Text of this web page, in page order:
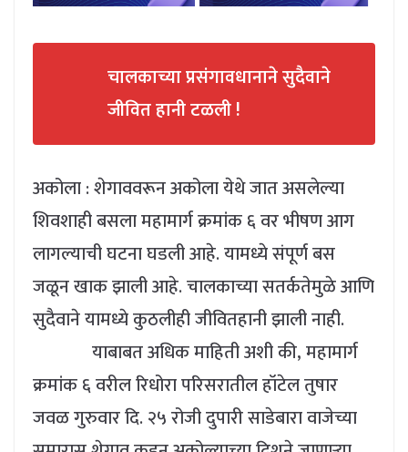
चालकाच्या प्रसंगावधानाने सुदैवाने
जीवित हानी टळली !
अकोला : शेगाववरून अकोला येथे जात असलेल्या
शिवशाही बसला महामार्ग क्रमांक ६ वर भीषण आग
लागल्याची घटना घडली आहे. यामध्ये संपूर्ण बस
जळून खाक झाली आहे. चालकाच्या सतर्कतेमुळे आणि
सुदैवाने यामध्ये कुठलीही जीवितहानी झाली नाही.
याबाबत अधिक माहिती अशी की, महामार्ग
क्रमांक ६ वरील रिधोरा परिसरातील हॉटेल तुषार
जवळ गुरुवार दि. २५ रोजी दुपारी साडेबारा वाजेच्या